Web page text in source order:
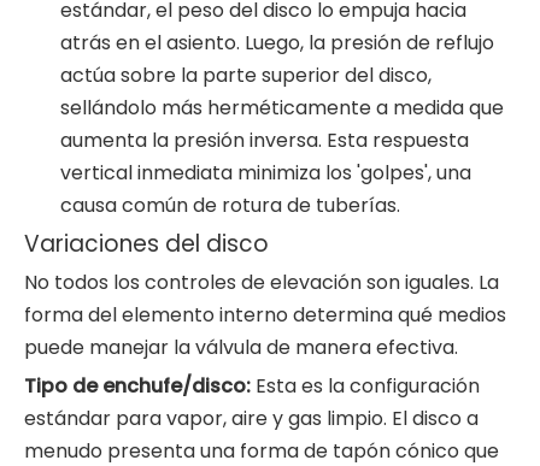
estándar, el peso del disco lo empuja hacia
atrás en el asiento. Luego, la presión de reflujo
actúa sobre la parte superior del disco,
sellándolo más herméticamente a medida que
aumenta la presión inversa. Esta respuesta
vertical inmediata minimiza los 'golpes', una
causa común de rotura de tuberías.
Variaciones del disco
No todos los controles de elevación son iguales. La
forma del elemento interno determina qué medios
puede manejar la válvula de manera efectiva.
Tipo de enchufe/disco: Esta es la configuración
estándar para vapor, aire y gas limpio. El disco a
menudo presenta una forma de tapón cónico que